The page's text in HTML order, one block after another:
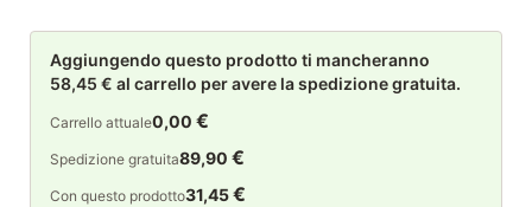
Aggiungendo questo prodotto ti mancheranno
58,45 € al carrello per avere la spedizione gratuita.
Carrello attuale0,00 €
Spedizione gratuita89,90 €
Con questo prodotto31,45€